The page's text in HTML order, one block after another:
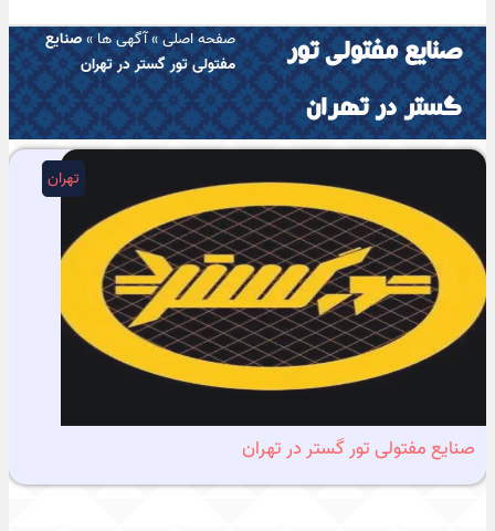
صنایع مفتولی تور
گستر در تهران
صفحه اصلی»آگهی ها»صنایع
مفتولی تور گستر در تهران
تهران
صنایع مفتولی تور گستر در تهران